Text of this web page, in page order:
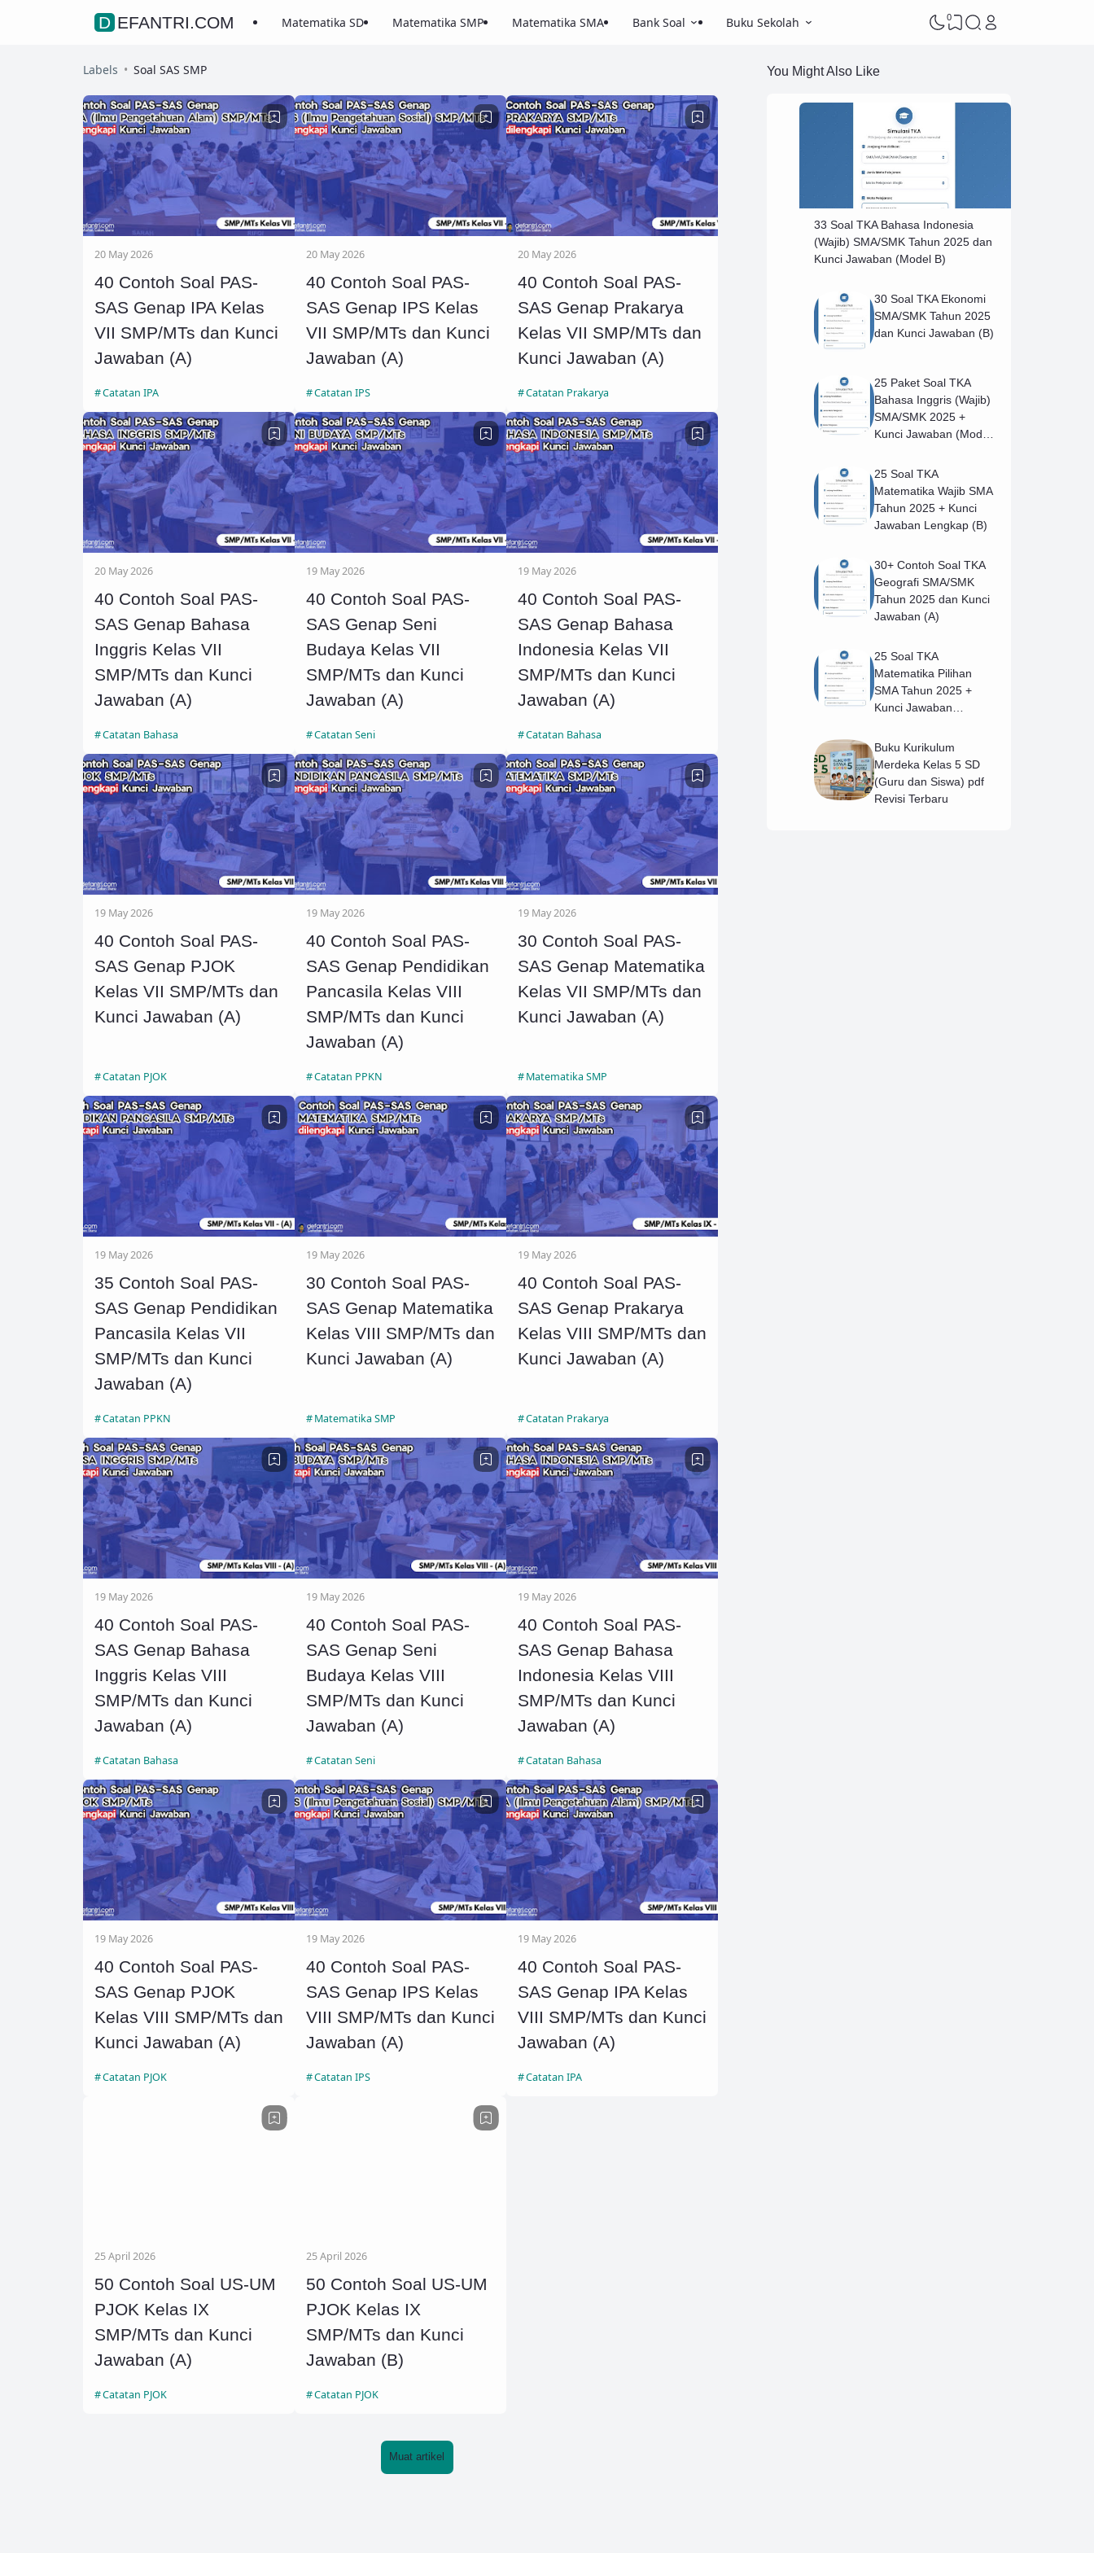
DEFANTRI.COM Matematika SD Matematika SMP Matematika SMA Bank Soal Buku Sekolah 0
Labels Soal SAS SMP
20 May 2026
40 Contoh Soal PAS-
SAS Genap IPA Kelas
VII SMP/MTs dan Kunci
Jawaban (A)
Catatan IPA
20 May 2026
40 Contoh Soal PAS-
SAS Genap IPS Kelas
VII SMP/MTs dan Kunci
Jawaban (A)
Catatan IPS
20 May 2026
40 Contoh Soal PAS-
SAS Genap Prakarya
Kelas VII SMP/MTs dan
Kunci Jawaban (A)
Catatan Prakarya
20 May 2026
40 Contoh Soal PAS-
SAS Genap Bahasa
Inggris Kelas VII
SMP/MTs dan Kunci
Jawaban (A)
Catatan Bahasa
19 May 2026
40 Contoh Soal PAS-
SAS Genap Seni
Budaya Kelas VII
SMP/MTs dan Kunci
Jawaban (A)
Catatan Seni
19 May 2026
40 Contoh Soal PAS-
SAS Genap Bahasa
Indonesia Kelas VII
SMP/MTs dan Kunci
Jawaban (A)
Catatan Bahasa
19 May 2026
40 Contoh Soal PAS-
SAS Genap PJOK
Kelas VII SMP/MTs dan
Kunci Jawaban (A)
Catatan PJOK
19 May 2026
40 Contoh Soal PAS-
SAS Genap Pendidikan
Pancasila Kelas VIII
SMP/MTs dan Kunci
Jawaban (A)
Catatan PPKN
19 May 2026
30 Contoh Soal PAS-
SAS Genap Matematika
Kelas VII SMP/MTs dan
Kunci Jawaban (A)
Matematika SMP
19 May 2026
35 Contoh Soal PAS-
SAS Genap Pendidikan
Pancasila Kelas VII
SMP/MTs dan Kunci
Jawaban (A)
Catatan PPKN
19 May 2026
30 Contoh Soal PAS-
SAS Genap Matematika
Kelas VIII SMP/MTs dan
Kunci Jawaban (A)
Matematika SMP
19 May 2026
40 Contoh Soal PAS-
SAS Genap Prakarya
Kelas VIII SMP/MTs dan
Kunci Jawaban (A)
Catatan Prakarya
19 May 2026
40 Contoh Soal PAS-
SAS Genap Bahasa
Inggris Kelas VIII
SMP/MTs dan Kunci
Jawaban (A)
Catatan Bahasa
19 May 2026
40 Contoh Soal PAS-
SAS Genap Seni
Budaya Kelas VIII
SMP/MTs dan Kunci
Jawaban (A)
Catatan Seni
19 May 2026
40 Contoh Soal PAS-
SAS Genap Bahasa
Indonesia Kelas VIII
SMP/MTs dan Kunci
Jawaban (A)
Catatan Bahasa
19 May 2026
40 Contoh Soal PAS-
SAS Genap PJOK
Kelas VIII SMP/MTs dan
Kunci Jawaban (A)
Catatan PJOK
19 May 2026
40 Contoh Soal PAS-
SAS Genap IPS Kelas
VIII SMP/MTs dan Kunci
Jawaban (A)
Catatan IPS
19 May 2026
40 Contoh Soal PAS-
SAS Genap IPA Kelas
VIII SMP/MTs dan Kunci
Jawaban (A)
Catatan IPA
25 April 2026
50 Contoh Soal US-UM
PJOK Kelas IX
SMP/MTs dan Kunci
Jawaban (A)
Catatan PJOK
25 April 2026
50 Contoh Soal US-UM
PJOK Kelas IX
SMP/MTs dan Kunci
Jawaban (B)
Catatan PJOK
Muat artikel
You Might Also Like
33 Soal TKA Bahasa Indonesia
(Wajib) SMA/SMK Tahun 2025 dan
Kunci Jawaban (Model B)
30 Soal TKA Ekonomi
SMA/SMK Tahun 2025
dan Kunci Jawaban (B)
25 Paket Soal TKA
Bahasa Inggris (Wajib)
SMA/SMK 2025 +
Kunci Jawaban (Model
25 Soal TKA
Matematika Wajib SMA
Tahun 2025 + Kunci
Jawaban Lengkap (B)
30+ Contoh Soal TKA
Geografi SMA/SMK
Tahun 2025 dan Kunci
Jawaban (A)
25 Soal TKA
Matematika Pilihan
SMA Tahun 2025 +
Kunci Jawaban
Buku Kurikulum
Merdeka Kelas 5 SD
(Guru dan Siswa) pdf
Revisi Terbaru